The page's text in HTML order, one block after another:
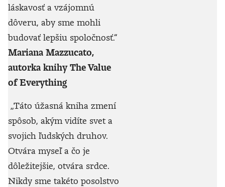
láskavosť a vzájomnú
dôveru, aby sme mohli
budovať lepšiu spoločnosť.“
Mariana Mazzucato,
autorka knihy The Value
of Everything
„Táto úžasná kniha zmení
spôsob, akým vidíte svet a
svojich ľudských druhov.
Otvára myseľ a čo je
dôležitejšie, otvára srdce.
Nikdy sme takéto posolstvo